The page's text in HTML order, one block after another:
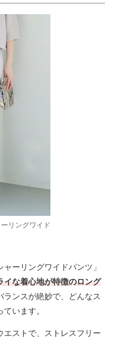
リングワイド
ーリングワイドパンツ」
イな着心地が特徴のロング
ランスが絶妙で、どんなス
います。
ストで、ストレスフリー